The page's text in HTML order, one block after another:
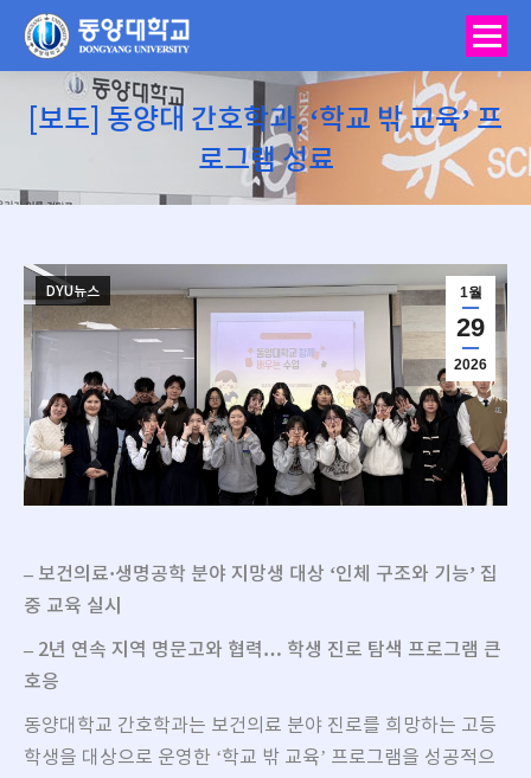
[보도] 동양대 간호학과, ‘학교 밖 교육’ 프
로그램 성료
You are here:
1월
29
2026
DYU뉴스
– 보건의료·생명공학 분야 지망생 대상 ‘인체 구조와 기능’ 집
중 교육 실시
– 2년 연속 지역 명문고와 협력… 학생 진로 탐색 프로그램 큰
호응
동양대학교 간호학과는 보건의료 분야 진로를 희망하는 고등
학생을 대상으로 운영한 ‘학교 밖 교육’ 프로그램을 성공적으